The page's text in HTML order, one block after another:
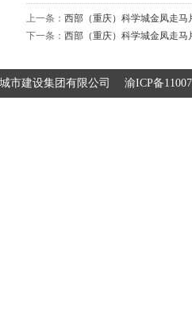
上一条： 西部（重庆）科学城金凤走马
下一条： 西部（重庆）科学城金凤走马
城市建设集团有限公司 渝ICP备